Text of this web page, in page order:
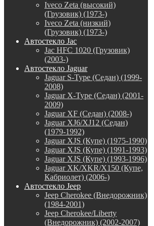
Iveco Zeta (высокий)
(Грузовик) (1973-)
Iveco Zeta (низкий)
(Грузовик) (1973-)
Автостекло Jac
Jac HFC 1020 (Грузовик)
(2003-)
Автостекло Jaguar
Jaguar S-Type (Седан) (1999-
2008)
Jaguar X-Type (Седан) (2001-
2009)
Jaguar XF (Седан) (2008-)
Jaguar XJ6/XJ12 (Седан)
(1979-1992)
Jaguar XJS (Купе) (1975-1990)
Jaguar XJS (Купе) (1991-1993)
Jaguar XJS (Купе) (1993-1996)
Jaguar XK/XKR/X150 (Купе,
Кабриолет) (2006-)
Автостекло Jeep
Jeep Cherokee (Внедорожник)
(1984-2001)
Jeep Cherokee/Liberty
(Внедорожник) (2002-2007)